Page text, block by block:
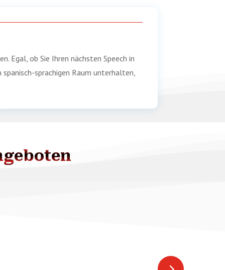
Egal, ob Sie Ihren nächsten Speech in
sprachigen Raum unterhalten,